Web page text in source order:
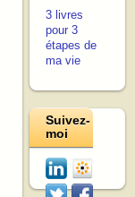
3 livres
pour 3
étapes de
ma vie
Suivez-
moi